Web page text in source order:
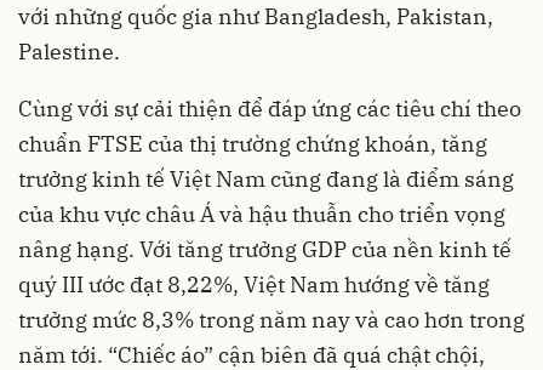
với những quốc gia như Bangladesh, Pakistan,
Palestine.
Cùng với sự cải thiện để đáp ứng các tiêu chí theo
chuẩn FTSE của thị trường chứng khoán, tăng
trưởng kinh tế Việt Nam cũng đang là điểm sáng
của khu vực châu Á và hậu thuẫn cho triển vọng
nâng hạng. Với tăng trưởng GDP của nền kinh tế
quý III ước đạt 8,22%, Việt Nam hướng về tăng
trưởng mức 8,3% trong năm nay và cao hơn trong
năm tới. “Chiếc áo” cận biên đã quá chật chội,